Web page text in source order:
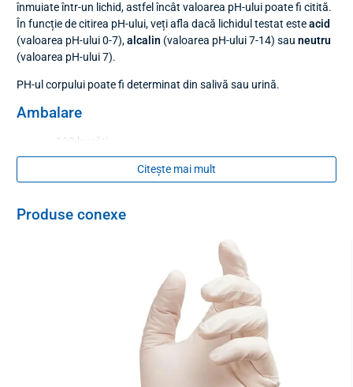
înmuiate într-un lichid, astfel încât valoarea pH-ului poate fi citită.
În funcție de citirea pH-ului, veți afla dacă lichidul testat esteacid
(valoarea pH-ului 0-7),alcalin (valoarea pH-ului 7-14) sau neutru
(valoarea pH-ului 7).
PH-ul corpului poate fi determinat din salivă sau urină.
Ambalare
100 bucăți
Citește mai mult
Produse conexe